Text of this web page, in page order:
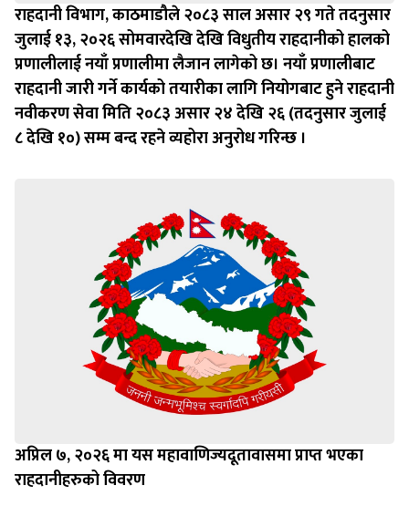
राहदानी विभाग, काठमाडौले २०८३ साल असार २९ गते तदनुसार
जुलाई १३, २०२६ सोमवारदेखि देखि विधुतीय राहदानीको हालको
प्रणालीलाई नयाँ प्रणालीमा लैजान लागेको छ। नयाँ प्रणालीबाट
राहदानी जारी गर्ने कार्यको तयारीका लागि नियोगबाट हुने राहदानी
नवीकरण सेवा मिति २०८३ असार २४ देखि २६ (तदनुसार जुलाई
८ देखि १०) सम्म बन्द रहने व्यहोरा अनुरोध गरिन्छ ।
अप्रिल ७, २०२६ मा यस महावाणिज्यदूतावासमा प्राप्त भएका
राहदानीहरुको विवरण